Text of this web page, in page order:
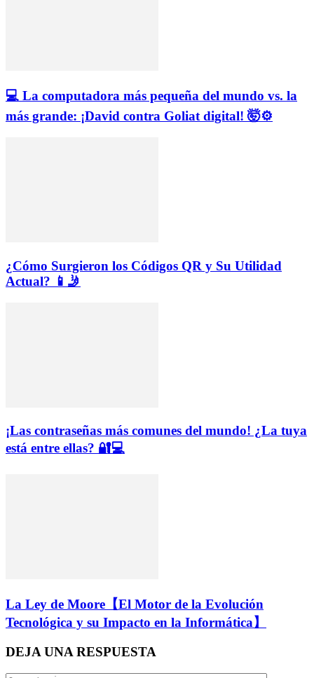
💻 La computadora más pequeña del mundo vs. la
más grande: ¡David contra Goliat digital! 🤯⚙️
¿Cómo Surgieron los Códigos QR y Su Utilidad
Actual? 📱🤳
¡Las contraseñas más comunes del mundo! ¿La tuya
está entre ellas? 🔐💻
La Ley de Moore【El Motor de la Evolución
Tecnológica y su Impacto en la Informática】
DEJA UNA RESPUESTA